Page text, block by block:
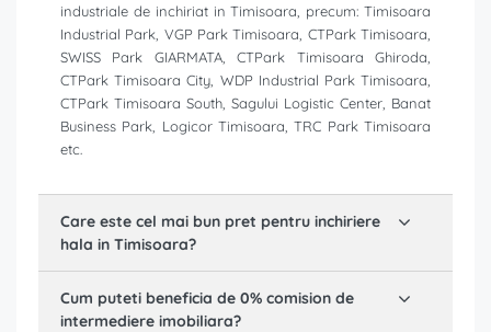
industriale de inchiriat in Timisoara, precum: Timisoara
Industrial Park, VGP Park Timisoara, CTPark Timisoara,
SWISS Park GIARMATA, CTPark Timisoara Ghiroda,
CTPark Timisoara City, WDP Industrial Park Timisoara,
CTPark Timisoara South, Sagului Logistic Center, Banat
Business Park, Logicor Timisoara, TRC Park Timisoara
etc.
Care este cel mai bun pret pentru inchiriere
hala in Timisoara?
Cum puteti beneficia de 0% comision de
intermediere imobiliara?